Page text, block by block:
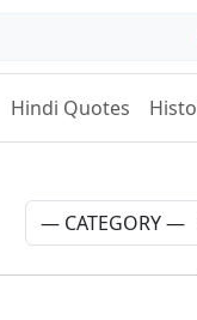
Hindi Quotes